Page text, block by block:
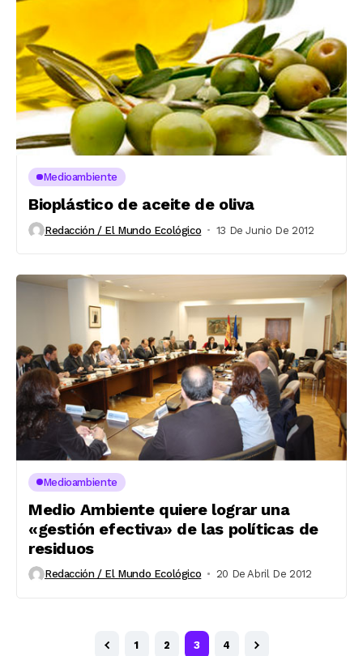
Medioambiente
Bioplástico de aceite de oliva
Redacción / El Mundo Ecológico 13 De Junio De 2012
Medioambiente
Medio Ambiente quiere lograr una
«gestión efectiva» de las políticas de
residuos
Redacción / El Mundo Ecológico 20 De Abril De 2012
1 2 3 4